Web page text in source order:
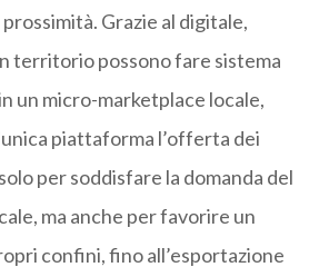
Grazie al digitale,
territorio possono fare sistema
un micro-marketplace locale,
piattaforma l’offerta dei
per soddisfare la domanda del
ma anche per favorire un
confini, fino all’esportazione